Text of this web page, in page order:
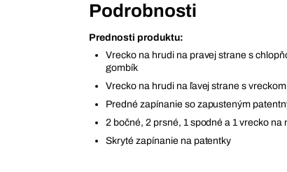
Podrobnosti
Prednosti produktu:
Vrecko na hrudi na pravej strane s
gombík
Vrecko na hrudi na ľavej strane s
Predné zapínanie so zapusteným
2 bočné, 2 prsné, 1 spodné a 1 vrecko na
Skryté zapínanie na patentky